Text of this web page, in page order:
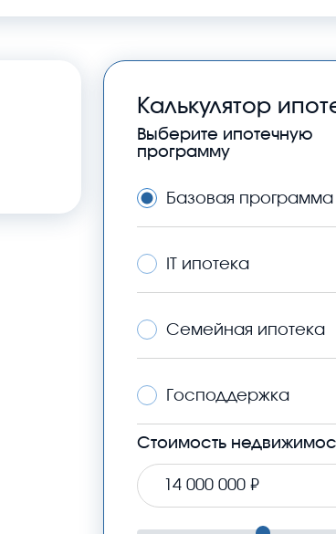
Калькулятор
Выберите ипотечную
программу
Базовая программа
IT ипотека
Семейная ипотека
Господдержка
Стоимость